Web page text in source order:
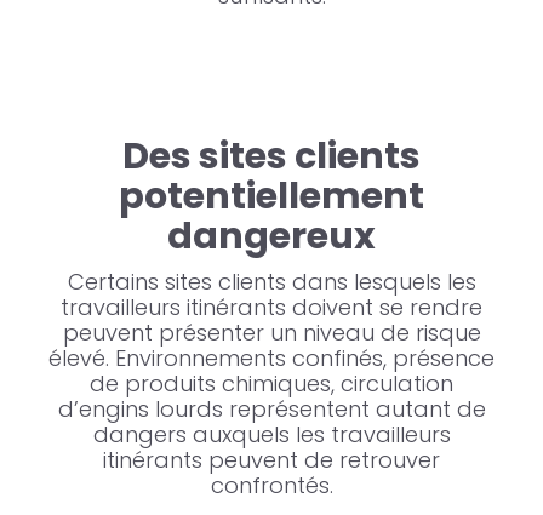
Des sites clients
potentiellement
dangereux
Certains sites clients dans lesquels les
travailleurs itinérants doivent se rendre
peuvent présenter un niveau de risque
élevé. Environnements confinés, présence
de produits chimiques, circulation
d’engins lourds représentent autant de
dangers auxquels les travailleurs
itinérants peuvent de retrouver
confrontés.